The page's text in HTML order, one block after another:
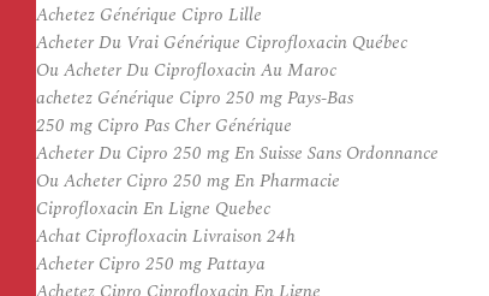
Achetez Générique Cipro Lille
Acheter Du Vrai Générique Ciprofloxacin Québec
Ou Acheter Du Ciprofloxacin Au Maroc
achetez Générique Cipro 250 mg Pays-Bas
250 mg Cipro Pas Cher Générique
Acheter Du Cipro 250 mg En Suisse Sans Ordonnance
Ou Acheter Cipro 250 mg En Pharmacie
Ciprofloxacin En Ligne Quebec
Achat Ciprofloxacin Livraison 24h
Acheter Cipro 250 mg Pattaya